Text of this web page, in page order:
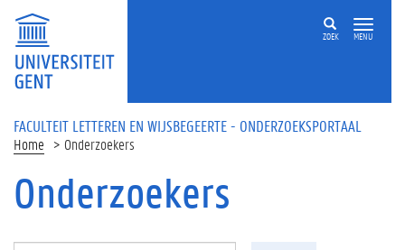
Overslaan en naar de inhoud gaan
ZOEK MENU
FACULTEIT LETTEREN EN WIJSBEGEERTE - ONDERZOEKSPORTAAL
Home Onderzoekers
Onderzoekers